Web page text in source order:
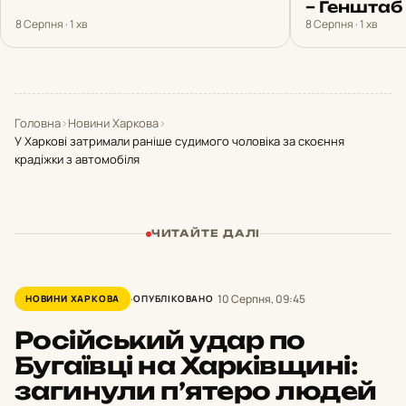
8 Серпня · 1 хв
–
8 Серпня · 1 хв
Головна›Новини Харкова›
У Харкові затримали раніше судимого чоловіка за скоєння
крадіжки з автомобіля
ЧИТАЙТЕ ДАЛІ
НОВИНИ ХАРКОВА ОПУБЛІКОВАНО 10 Серпня, 09:45
Російський удар по
Бугаївці на Харківщині:
загинули п’ятеро людей